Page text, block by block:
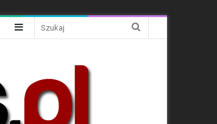
Sidebar